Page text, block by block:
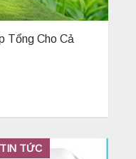
Tổng Cho Cả
TỨC